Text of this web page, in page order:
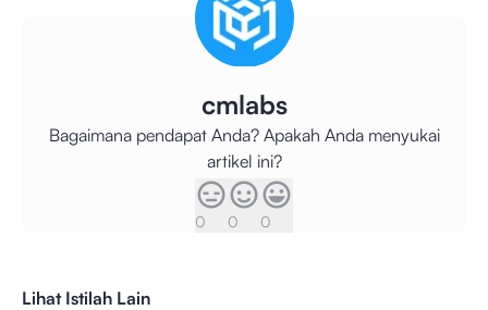
cmlabs
Bagaimana pendapat Anda? Apakah Anda menyukai
artikel ini?
0 0 0
Lihat Istilah Lain